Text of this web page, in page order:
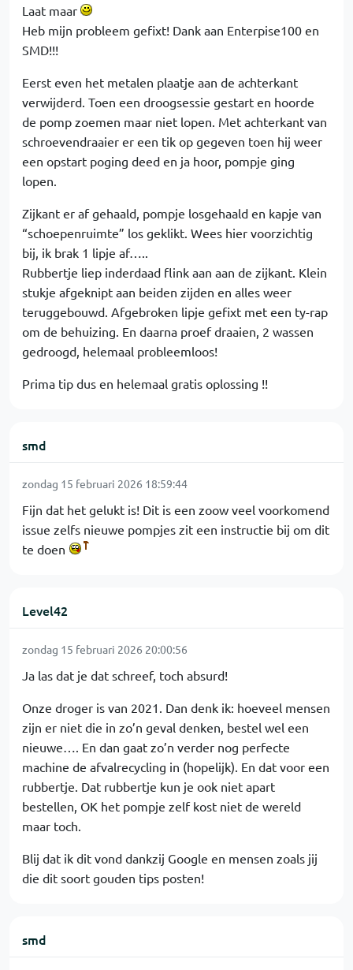
Laat maar
Heb mijn probleem gefixt! Dank aan Enterpise100 en
SMD!!!
Eerst even het metalen plaatje aan de achterkant
verwijderd. Toen een droogsessie gestart en hoorde
de pomp zoemen maar niet lopen. Met achterkant van
schroevendraaier er een tik op gegeven toen hij weer
een opstart poging deed en ja hoor, pompje ging
lopen.
Zijkant er af gehaald, pompje losgehaald en kapje van
“schoepenruimte” los geklikt. Wees hier voorzichtig
bij, ik brak 1 lipje af…..
Rubbertje liep inderdaad flink aan aan de zijkant. Klein
stukje afgeknipt aan beiden zijden en alles weer
teruggebouwd. Afgebroken lipje gefixt met een ty-rap
om de behuizing. En daarna proef draaien, 2 wassen
gedroogd, helemaal probleemloos!
Prima tip dus en helemaal gratis oplossing !!
smd
zondag 15 februari 2026 18:59:44
Fijn dat het gelukt is! Dit is een zoow veel voorkomend
issue zelfs nieuwe pompjes zit een instructie bij om dit
te doen
Level42
zondag 15 februari 2026 20:00:56
Ja las dat je dat schreef, toch absurd!
Onze droger is van 2021. Dan denk ik: hoeveel mensen
zijn er niet die in zo’n geval denken, bestel wel een
nieuwe…. En dan gaat zo’n verder nog perfecte
machine de afvalrecycling in (hopelijk). En dat voor een
rubbertje. Dat rubbertje kun je ook niet apart
bestellen, OK het pompje zelf kost niet de wereld
maar toch.
Blij dat ik dit vond dankzij Google en mensen zoals jij
die dit soort gouden tips posten!
smd